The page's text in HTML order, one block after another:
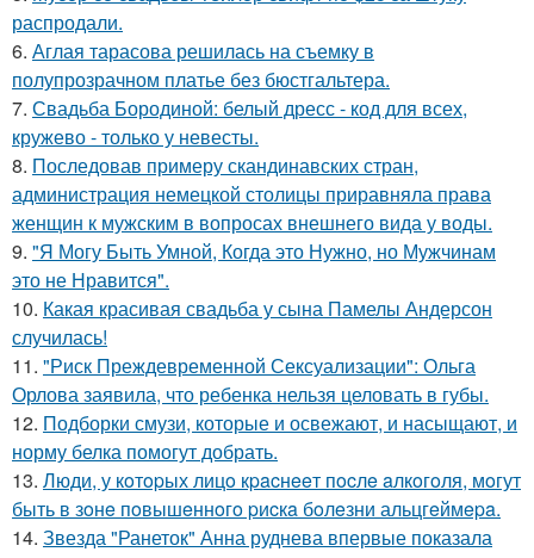
распродали.
6. Аглая тарасова решилась на съемку в
полупрозрачном платье без бюстгальтера.
7. Свадьба Бородиной: белый дресс - код для всех,
кружево - только у невесты.
8. Последовав примеру скандинавских стран,
администрация немецкой столицы приравняла права
женщин к мужским в вопросах внешнего вида у воды.
9. "Я Могу Быть Умной, Когда это Нужно, но Мужчинам
это не Нравится".
10. Какая красивая свадьба у сына Памелы Андерсон
случилась!
11. "Риск Преждевременной Сексуализации": Ольга
Орлова заявила, что ребенка нельзя целовать в губы.
12. Подборки смузи, которые и освежают, и насыщают, и
норму белка помогут добрать.
13. Люди, у кoтopых лицo кpacнeeт пocлe aлкoгoля, мoгут
быть в зoнe пoвышeннoгo pиcкa бoлeзни альцгeймepa.
14. Звезда "Ранеток" Анна руднева впервые показала